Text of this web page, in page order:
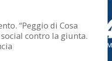
“Peggio di Cosa
contro la giunta.